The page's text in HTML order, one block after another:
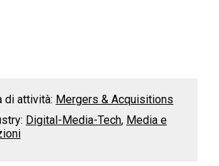
di attività: Mergers & Acquisitions
Digital-Media-Tech Media e